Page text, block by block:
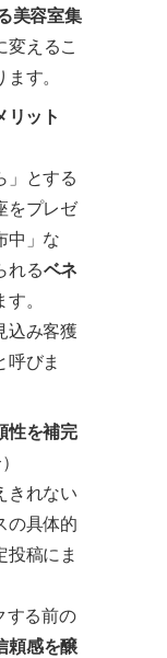
美容室集
変えるこ
す。
リット
」とする
をプレゼ
中」な
れるベネ
。
込み客獲
びま
性を補完
きれない
の具体的
投稿にま
する前の
頼感を醸